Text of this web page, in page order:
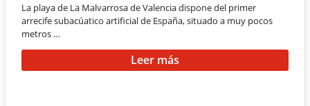
La playa de La Malvarrosa de Valencia dispone del primer
arrecife subacúatico artificial de España, situado a muy pocos
metros …
Leer más